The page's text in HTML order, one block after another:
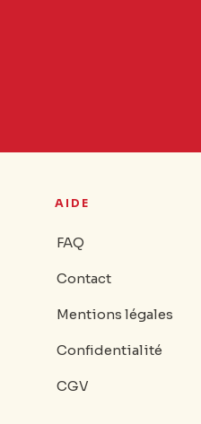
AIDE
FAQ
Contact
Mentions légales
Confidentialité
CGV